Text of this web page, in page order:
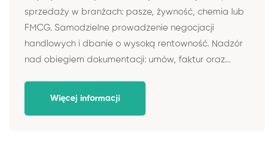
sprzedaży w branżach: pasze, żywność, chemia lub
FMCG. Samodzielne prowadzenie negocjacji
handlowych i dbanie o wysoką rentowność. Nadzór
nad obiegiem dokumentacji: umów, faktur oraz...
Więcej informacji